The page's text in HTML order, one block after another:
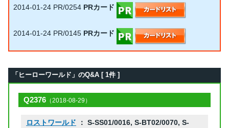
2014-01-24 PR/0254 PRカード
2014-01-24 PR/0145 PRカード
「ヒーローワールド」のQ&A [ 1件 ]
Q2376 （2018-08-29）
ロストワールド ： S-SS01/0016, S-BT02/0070, S-